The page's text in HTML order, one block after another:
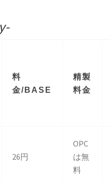
料
金/BASE
精製
料金
26円
OPC
は無
料